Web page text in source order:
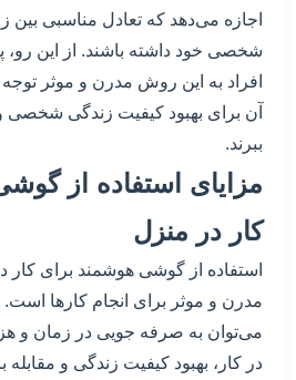
اجازه می‌دهد که تعادل مناسبی بین
شخصی خود داشته باشند. از این رو،
افراد به این روش مدرن و موثر توجه
آن برای بهبود کیفیت زندگی شخصی
ببرند.
مزایای استفاده از
کار در منزل
استفاده از گوشی هوشمند برای
مدرن و موثر برای انجام کارها است.
می‌توان به صرفه جویی در زمان و
در کار، بهبود کیفیت زندگی و